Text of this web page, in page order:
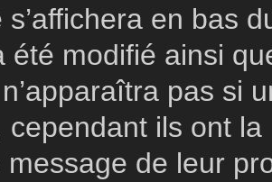
s’affichera en bas
été modifié ainsi
pas si
cependant ils ont
message de leur